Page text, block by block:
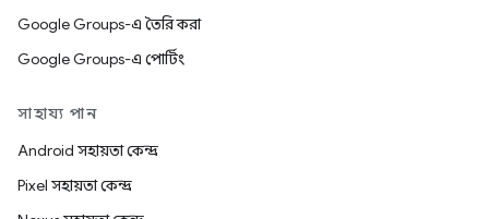
Google Groups-এ তৈরি করা
Google Groups-এ পোর্টিং
সাহায্য পান
Android সহায়তা কেন্দ্র
Pixel সহায়তা কেন্দ্র